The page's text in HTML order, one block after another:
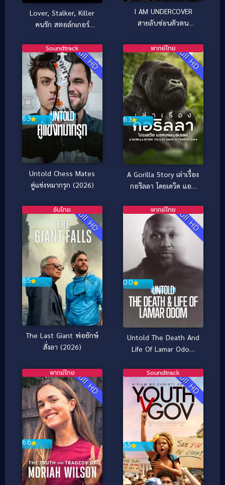
Lover, Stalker, Killer
คนรัก สตอล์กเกอร์
I AM UNDERCOVER
สายลับซ่อนตัวตน
Full HD
6.3
Soundtrack
Untold Chess Mates
คู่แข่งหมากรุก (2026)
Full HD
6.3
พากย์ไทย
A Gorilla Story เล่าเรื่อง
กอริลลา โดยเดวิด แอท
(2026)
Full HD
8.5
ซับไทย
The Last Giant พ่อยักษ์
สั่งลา (2026)
Full HD
0.0
พากย์ไทย
Untold The Death And
Life Of Lamar Odom
มาร์ โอดอม (2026)
Full HD
6.6
พากย์ไทย Full HD
5.5
Soundtrack